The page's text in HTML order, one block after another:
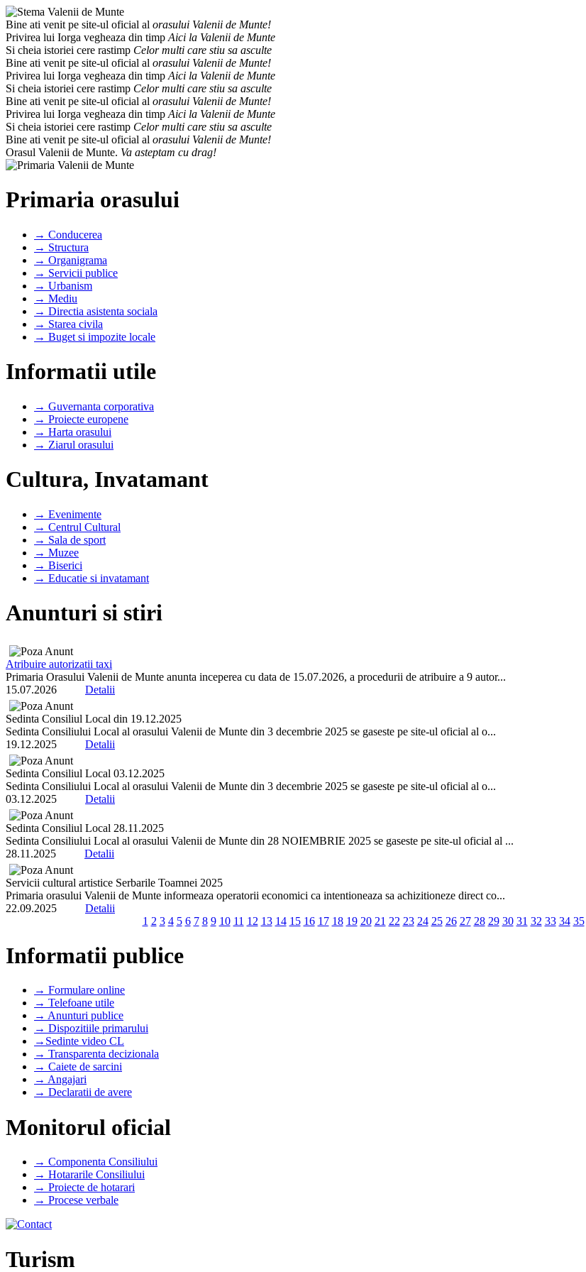
Bine ati venit pe site-ul oficial al orasului Valenii de Munte!
Privirea lui Iorga vegheaza din timp Aici la Valenii de Munte
Si cheia istoriei cere rastimp Celor multi care stiu sa asculte
Bine ati venit pe site-ul oficial al orasului Valenii de Munte!
Privirea lui Iorga vegheaza din timp Aici la Valenii de Munte
Si cheia istoriei cere rastimp Celor multi care stiu sa asculte
Bine ati venit pe site-ul oficial al orasului Valenii de Munte!
Privirea lui Iorga vegheaza din timp Aici la Valenii de Munte
Si cheia istoriei cere rastimp Celor multi care stiu sa asculte
Bine ati venit pe site-ul oficial al orasului Valenii de Munte!
Orasul Valenii de Munte. Va asteptam cu drag!
Primaria orasului
→ Conducerea
→ Structura
→ Organigrama
→ Servicii publice
→ Urbanism
→ Mediu
→ Directia asistenta sociala
→ Starea civila
→ Buget si impozite locale
Informatii utile
→ Guvernanta corporativa
→ Proiecte europene
→ Harta orasului
→ Ziarul orasului
Cultura, Invatamant
→ Evenimente
→ Centrul Cultural
→ Sala de sport
→ Muzee
→ Biserici
→ Educatie si invatamant
Anunturi si stiri
Atribuire autorizatii taxi
Primaria Orasului Valenii de Munte anunta inceperea cu data de 15.07.2026, a procedurii de atribuire a 9 autor...
15.07.2026 Detalii
Sedinta Consiliul Local din 19.12.2025
Sedinta Consiliului Local al orasului Valenii de Munte din 3 decembrie 2025 se gaseste pe site-ul oficial al o...
19.12.2025 Detalii
Sedinta Consiliul Local 03.12.2025
Sedinta Consiliului Local al orasului Valenii de Munte din 3 decembrie 2025 se gaseste pe site-ul oficial al o...
03.12.2025 Detalii
Sedinta Consiliul Local 28.11.2025
Sedinta Consiliului Local al orasului Valenii de Munte din 28 NOIEMBRIE 2025 se gaseste pe site-ul oficial al ...
28.11.2025 Detalii
Servicii cultural artistice Serbarile Toamnei 2025
Primaria orasului Valenii de Munte informeaza operatorii economici ca intentioneaza sa achizitioneze direct co...
22.09.2025 Detalii
1 2 3 4 5 6 7 8 9 10 11 12 13 14 15 16 17 18 19 20 21 22 23 24 25 26 27 28 29 30 31 32 33 34 35
Informatii publice
→ Formulare online
→ Telefoane utile
→ Anunturi publice
→ Dispozitiile primarului
→Sedinte video CL
→ Transparenta decizionala
→ Caiete de sarcini
→ Angajari
→ Declaratii de avere
Monitorul oficial
→ Componenta Consiliului
→ Hotararile Consiliului
→ Proiecte de hotarari
→ Procese verbale
Turism